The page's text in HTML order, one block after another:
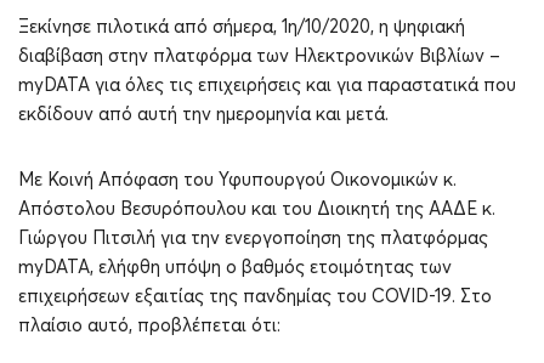
Ξεκίνησε πιλοτικά από σήμερα, 1η/10/2020, η ψηφιακή
διαβίβαση στην πλατφόρμα των Ηλεκτρονικών Βιβλίων –
myDATA για όλες τις επιχειρήσεις και για παραστατικά που
εκδίδουν από αυτή την ημερομηνία και μετά.
Με Κοινή Απόφαση του Υφυπουργού Οικονομικών κ.
Απόστολου Βεσυρόπουλου και του Διοικητή της ΑΑΔΕ κ.
Γιώργου Πιτσιλή για την ενεργοποίηση της πλατφόρμας
myDATA, ελήφθη υπόψη ο βαθμός ετοιμότητας των
επιχειρήσεων εξαιτίας της πανδημίας του COVID-19. Στο
πλαίσιο αυτό, προβλέπεται ότι: